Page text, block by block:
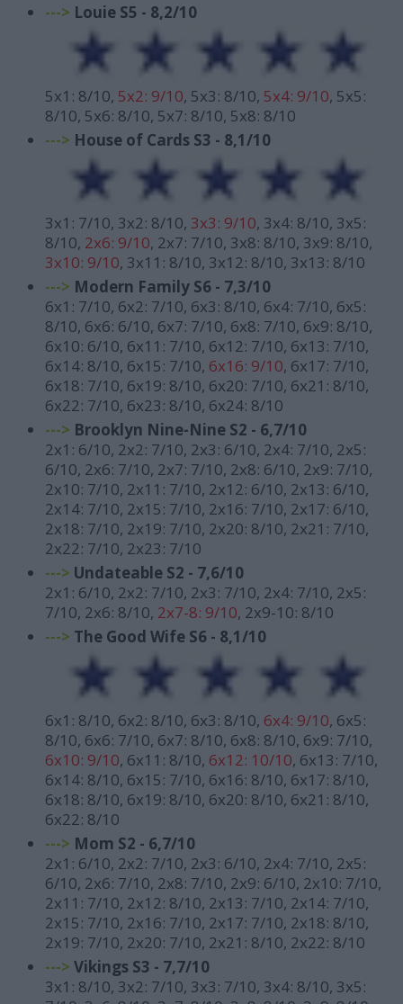
---> Louie S5 - 8,2/10
5x1: 8/10, 5x2: 9/10, 5x3: 8/10, 5x4: 9/10, 5x5:
8/10, 5x6: 8/10, 5x7: 8/10, 5x8: 8/10
---> House of Cards S3 - 8,1/10
3x1: 7/10, 3x2: 8/10, 3x3: 9/10, 3x4: 8/10, 3x5:
8/10, 2x6: 9/10, 2x7: 7/10, 3x8: 8/10, 3x9: 8/10,
3x10: 9/10, 3x11: 8/10, 3x12: 8/10, 3x13: 8/10
---> Modern Family S6 - 7,3/10
6x1: 7/10, 6x2: 7/10, 6x3: 8/10, 6x4: 7/10, 6x5:
8/10, 6x6: 6/10, 6x7: 7/10, 6x8: 7/10, 6x9: 8/10,
6x10: 6/10, 6x11: 7/10, 6x12: 7/10, 6x13: 7/10,
6x14: 8/10, 6x15: 7/10, 6x16: 9/10, 6x17: 7/10,
6x18: 7/10, 6x19: 8/10, 6x20: 7/10, 6x21: 8/10,
6x22: 7/10, 6x23: 8/10, 6x24: 8/10
---> Brooklyn Nine-Nine S2 - 6,7/10
2x1: 6/10, 2x2: 7/10, 2x3: 6/10, 2x4: 7/10, 2x5:
6/10, 2x6: 7/10, 2x7: 7/10, 2x8: 6/10, 2x9: 7/10,
2x10: 7/10, 2x11: 7/10, 2x12: 6/10, 2x13: 6/10,
2x14: 7/10, 2x15: 7/10, 2x16: 7/10, 2x17: 6/10,
2x18: 7/10, 2x19: 7/10, 2x20: 8/10, 2x21: 7/10,
2x22: 7/10, 2x23: 7/10
---> Undateable S2 - 7,6/10
2x1: 6/10, 2x2: 7/10, 2x3: 7/10, 2x4: 7/10, 2x5:
7/10, 2x6: 8/10, 2x7-8: 9/10, 2x9-10: 8/10
---> The Good Wife S6 - 8,1/10
6x1: 8/10, 6x2: 8/10, 6x3: 8/10, 6x4: 9/10, 6x5:
8/10, 6x6: 7/10, 6x7: 8/10, 6x8: 8/10, 6x9: 7/10,
6x10: 9/10, 6x11: 8/10, 6x12: 10/10, 6x13: 7/10,
6x14: 8/10, 6x15: 7/10, 6x16: 8/10, 6x17: 8/10,
6x18: 8/10, 6x19: 8/10, 6x20: 8/10, 6x21: 8/10,
6x22: 8/10
---> Mom S2 - 6,7/10
2x1: 6/10, 2x2: 7/10, 2x3: 6/10, 2x4: 7/10, 2x5:
6/10, 2x6: 7/10, 2x8: 7/10, 2x9: 6/10, 2x10: 7/10,
2x11: 7/10, 2x12: 8/10, 2x13: 7/10, 2x14: 7/10,
2x15: 7/10, 2x16: 7/10, 2x17: 7/10, 2x18: 8/10,
2x19: 7/10, 2x20: 7/10, 2x21: 8/10, 2x22: 8/10
---> Vikings S3 - 7,7/10
3x1: 8/10, 3x2: 7/10, 3x3: 7/10, 3x4: 8/10, 3x5: